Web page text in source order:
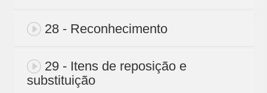
28 - Reconhecimento
29 - Itens de reposição e
substituição